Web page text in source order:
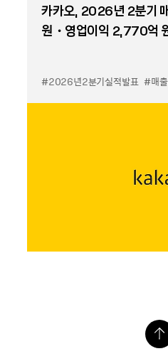
카카오, 2026년 2분기
원・영업이익 2,770억
#2026년2분기실적발표 #매